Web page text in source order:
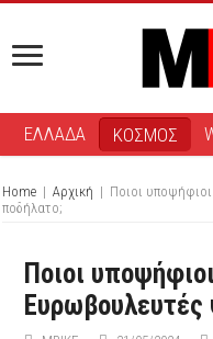
ΕΛΛΑΔΑ ΚΟΣΜΟΣ
Home | Αρχική | Ποιοι
ποδήλατο;
Ποιοι
Ευρωβουλευτές